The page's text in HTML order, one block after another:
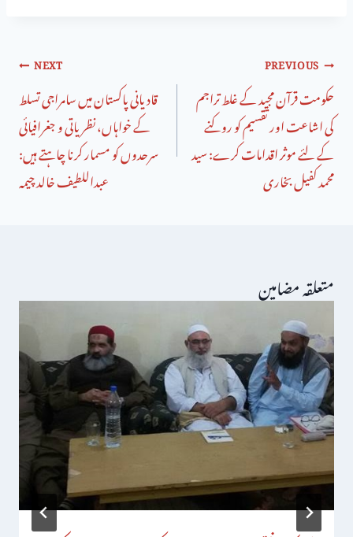
PREVIOUS
حکومت قرآن مجید کے غلط تراجم
کی اشاعت اور تقسیم کو روکنے
کے لئے موثر اقدامات کرے: سید
محمد کفیل بخاری
NEXT
قادیانی پاکستان میں سامراجی تسلط
کے خواہاں، نظریاتی و جغرافیائی
سرحدوں کو مسمار کرنا چاہتے ہیں:
عبداللطیف خالد چیمہ
متعلقہ مضامین